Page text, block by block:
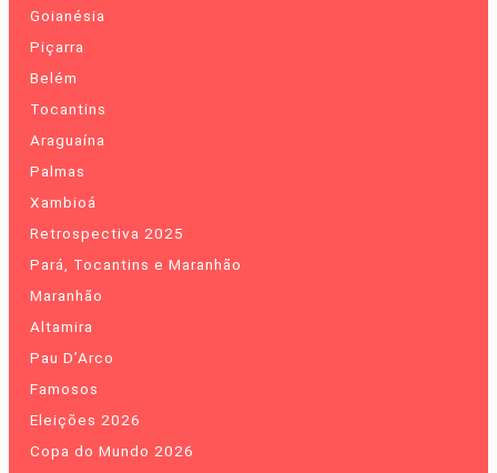
Goianésia
Piçarra
Belém
Tocantins
Araguaína
Palmas
Xambioá
Retrospectiva 2025
Pará, Tocantins e Maranhão
Maranhão
Altamira
Pau D’Arco
Famosos
Eleições 2026
Copa do Mundo 2026